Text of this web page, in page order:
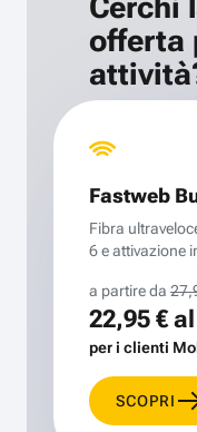
offerta
Fastweb
Fibra
6 e attivazione
a partire da
22,95 €al
per i clienti
SCOPRI